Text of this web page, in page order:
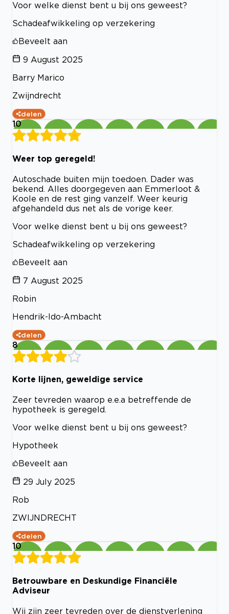
Voor welke dienst bent u bij ons geweest?
Schadeafwikkeling op verzekering
Beveelt aan
9 August 2025
Barry Marico
Zwijndrecht
delen
10
Weer top geregeld!
Autoschade buiten mijn toedoen. Dader was
bekend. Alles doorgegeven aan Emmerloot &
Koole en de rest ging vanzelf. Weer keurig
afgehandeld dus net als de vorige keer.
Voor welke dienst bent u bij ons geweest?
Schadeafwikkeling op verzekering
Beveelt aan
7 August 2025
Robin
Hendrik-Ido-Ambacht
delen
8
Korte lijnen, geweldige service
Zeer tevreden waarop e.e.a betreffende de
hypotheek is geregeld.
Voor welke dienst bent u bij ons geweest?
Hypotheek
Beveelt aan
29 July 2025
Rob
ZWIJNDRECHT
delen
10
Betrouwbare en Deskundige Financiële
Adviseur
Wij zijn zeer tevreden over de dienstverlening